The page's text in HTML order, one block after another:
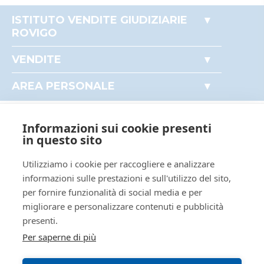
false
true
Delegato alla
vendita
5122603
Baldachini
Eleonora
3403221879
false
ID lotto
2301527
Primo
identificativo
lotto
Codice lotto LOTTO UNICO
ISTITUTO VENDITE GIUDIZIARIE
ROVIGO
Come partecipare alle aste
Perché comprare all'asta
VENDITE
Beni mobili
Aziende
Altro
AREA PERSONALE
Il mio profilo
Le mie ricerche
AREA LEGALE
Regolamento di partecipazione alle vendite
telematiche
Informativa cookie
Requisiti tecnici
Informazioni sui cookie presenti
in questo sito
Utilizziamo i cookie per raccogliere e analizzare
informazioni sulle prestazioni e sull'utilizzo del sito,
per fornire funzionalità di social media e per
migliorare e personalizzare contenuti e pubblicità
presenti.
Per saperne di più